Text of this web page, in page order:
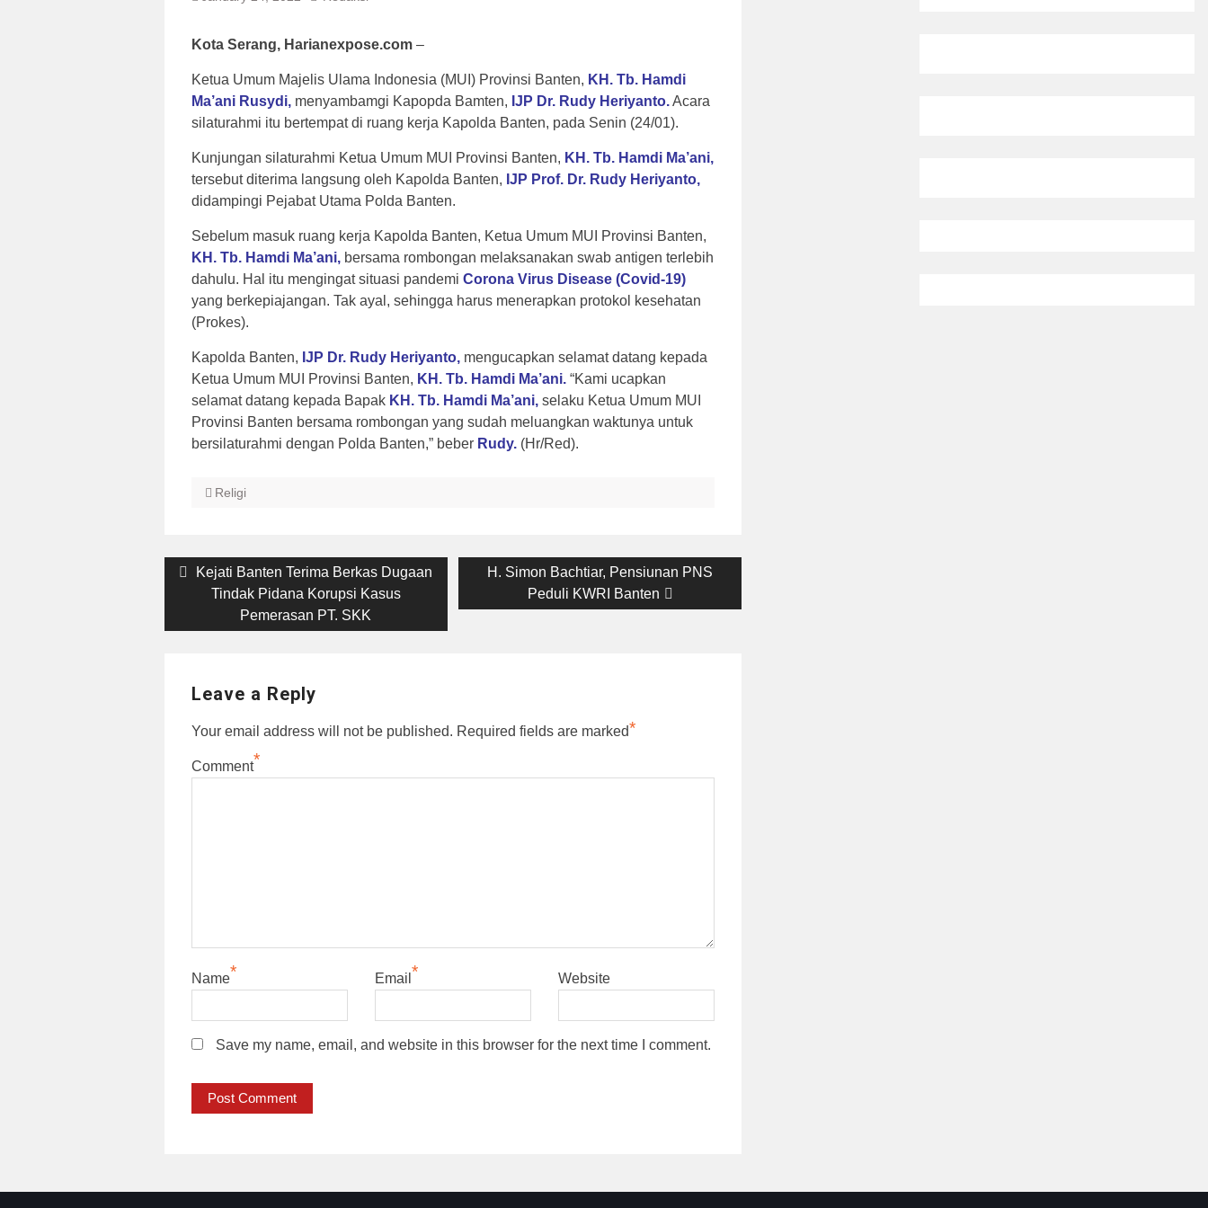
Kota Serang, Harianexpose.com –
Ketua Umum Majelis Ulama Indonesia (MUI) Provinsi Banten, KH. Tb. Hamdi
Ma’ani Rusydi, menyambamgi Kapopda Bamten, IJP Dr. Rudy Heriyanto.Acara
silaturahmi itu bertempat di ruang kerja Kapolda Banten, pada Senin (24/01).
Kunjungan silaturahmi Ketua Umum MUI Provinsi Banten, KH. Tb. Hamdi Ma’ani,
tersebut diterima langsung oleh Kapolda Banten, IJP Prof. Dr. Rudy Heriyanto,
didampingi Pejabat Utama Polda Banten.
Sebelum masuk ruang kerja Kapolda Banten, Ketua Umum MUI Provinsi Banten,
KH. Tb. Hamdi Ma’ani, bersama rombongan melaksanakan swab antigen terlebih
dahulu. Hal itu mengingat situasi pandemi Corona Virus Disease (Covid-19)
yang berkepiajangan. Tak ayal, sehingga harus menerapkan protokol kesehatan
(Prokes).
Kapolda Banten, IJP Dr. Rudy Heriyanto, mengucapkan selamat datang kepada
Ketua Umum MUI Provinsi Banten, KH. Tb. Hamdi Ma’ani. “Kami ucapkan
selamat datang kepada Bapak KH. Tb. Hamdi Ma’ani, selaku Ketua Umum MUI
Provinsi Banten bersama rombongan yang sudah meluangkan waktunya untuk
bersilaturahmi dengan Polda Banten,” beber Rudy. (Hr/Red).
Religi
Post
navigation
Previous
post:
Kejati Banten Terima Berkas Dugaan
Tindak Pidana Korupsi Kasus
Pemerasan PT. SKK
Next
H. Simon Bachtiar, Pensiunan PNS
Peduli KWRI Banten
Leave a Reply
Your email address will not be published. Required fields are marked*
Comment*
Name* Email * Website
Save my name, email, and website in this browser for the next time I comment.